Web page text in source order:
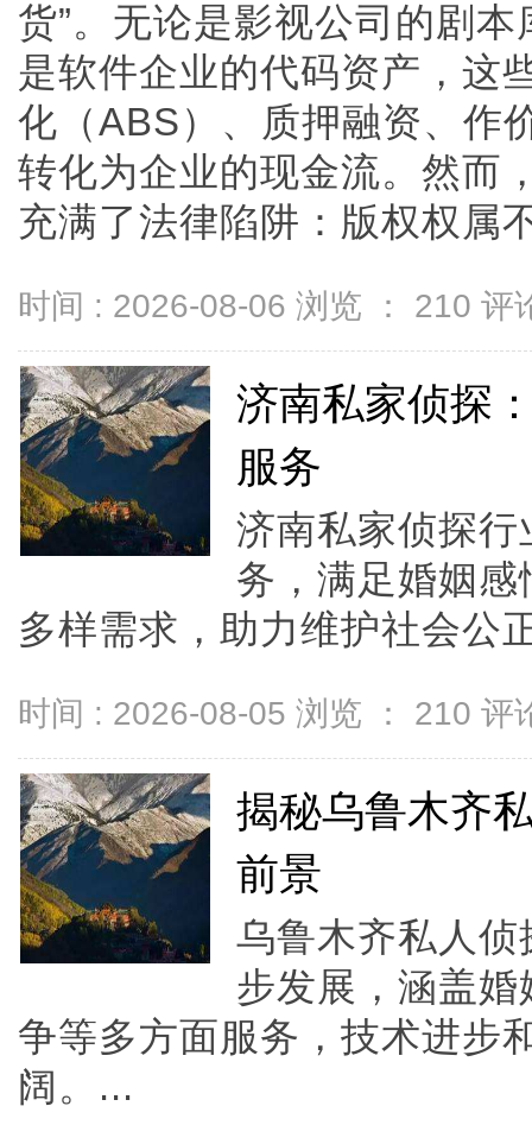
货”。无论是影视公司的剧
是软件企业的代码资产，这
化（ABS）、质押融资、作
转化为企业的现金流。然而
充满了法律陷阱：版权权属
时间 : 2026-08-06 浏览 ： 210 评
济南私家侦探
服务
济南私家侦探
务，满足婚姻
多样需求，助力维护社会公
时间 : 2026-08-05 浏览 ： 210 评
揭秘乌鲁木齐
前景
乌鲁木齐私人
步发展，涵盖
争等多方面服务，技术进步
阔。...